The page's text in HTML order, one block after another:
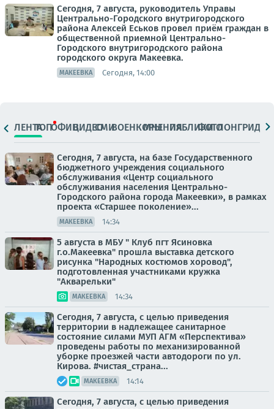
Сегодня, 7 августа, руководитель Управы
Центрально-Городского внутригородского
района Алексей Еськов провел приём граждан в
общественной приемной Центрально-
Городского внутригородского района
городского округа Макеевка.
МАКЕЕВКА Сегодня, 14:00
ЛЕНТАТОПОФИЦ.ВИДЕОСМИВОЕНКОРЫМНЕНИЯПАБЛИКИ
ФОТОЛОНГРИДЫ
Сегодня, 7 августа, на базе Государственного
бюджетного учреждения социального
обслуживания «Центр социального
обслуживания населения Центрально-
Городского района города Макеевки», в рамках
проекта «Старшее поколение»...
МАКЕЕВКА 14:34
5 августа в МБУ " Клуб пгт Ясиновка
г.о.Макеевка" прошла выставка детского
рисунка "Народных костюмов хоровод",
подготовленная участниками кружка
"Акварельки"
МАКЕЕВКА 14:34
Сегодня, 7 августа, с целью приведения
территории в надлежащее санитарное
состояние силами МУП АГМ «Перспектива»
проведены работы по механизированной
уборке проезжей части автодороги по ул.
Кирова. #чистая_страна...
МАКЕЕВКА 14:14
Сегодня, 7 августа, с целью приведения